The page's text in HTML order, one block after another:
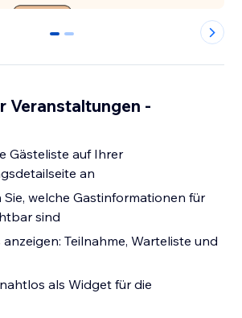
0 1
Veranstaltungen -
Gästeliste auf Ihrer
an
welche Gastinformationen für
sind
anzeigen: Teilnahme, Warteliste und
als Widget für die